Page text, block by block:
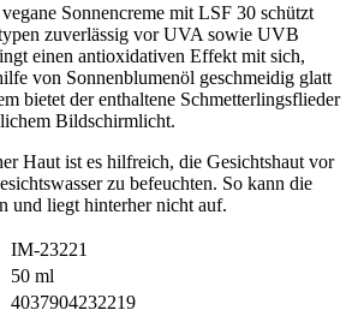
Sonnencreme mit LSF 30 schützt
zuverlässig vor UVA sowie UVB
einen antioxidativen Effekt mit sich,
von Sonnenblumenöl geschmeidig glatt
bietet der enthaltene Schmetterlingsflieder
Bildschirmlicht.
Haut ist es hilfreich, die Gesichtshaut vor
zu befeuchten. So kann die
und liegt hinterher nicht auf.
IM-23221
50 ml
4037904232219